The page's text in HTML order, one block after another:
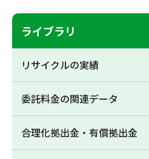
ライブラリ
リサイクルの実績
委託料金の関連データ
合理化拠出金・有償拠出金